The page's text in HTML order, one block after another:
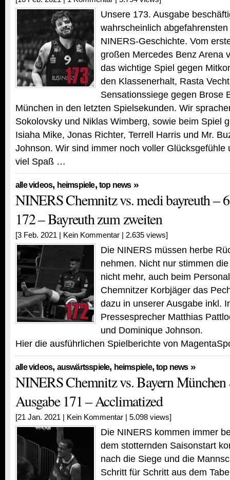
Unsere 173. Ausgabe
wahrscheinlich
NINERS-Geschichte. Vom
großen Mercedes Benz Arena
das wichtige Spiel gegen
den Klassenerhalt, Rasta
Sensationssiege gegen Brose
München in den letzten Spielsekunden. Wir
Sokolovsky und Niklas Wimberg, sowie beim Spiel
Isiaha Mike, Jonas Richter, Terrell Harris und Mr.
Johnson. Wir sind immer noch voller Glücksgefühle
viel Spaß …
alle videos, heimspiele, top news»
NINERS Chemnitz vs. medi bayreuth –
172 – Bayreuth zum zweiten
[3 Feb. 2021 | Kein Kommentar | 2.635 views]
Die NINERS müssen herbe
nehmen. Nicht nur stimmen
nicht mehr, auch beim
Chemnitzer Korbjäger das
dazu in unserer Ausgabe inkl.
Pressesprecher Matthias
und Dominique Johnson.
Hier die ausführlichen Spielberichte von
alle videos, auswärtsspiele, heimspiele, top news»
NINERS Chemnitz vs. Bayern
Ausgabe 171 – Acclimatized
[21 Jan. 2021 | Kein Kommentar | 5.098 views]
Die NINERS kommen immer
dem stotternden Saisonstart
nach die Siege und die
Schritt für Schritt aus dem